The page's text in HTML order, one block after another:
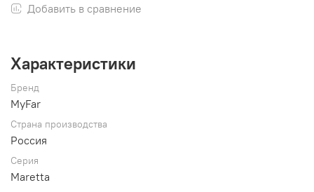
Добавить в сравнение
Характеристики
Бренд
MyFar
Страна производства
Россия
Серия
Maretta